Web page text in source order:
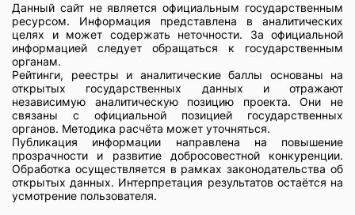
Данный сайт не является официальным государственным
ресурсом. Информация представлена в аналитических
целях и может содержать неточности. За официальной
информацией следует обращаться к государственным
органам.
Рейтинги, реестры и аналитические баллы основаны на
открытых государственных данных и отражают
независимую аналитическую позицию проекта. Они не
связаны с официальной позицией государственных
органов. Методика расчёта может уточняться.
Публикация информации направлена на повышение
прозрачности и развитие добросовестной конкуренции.
Обработка осуществляется в рамках законодательства об
открытых данных. Интерпретация результатов остаётся на
усмотрение пользователя.